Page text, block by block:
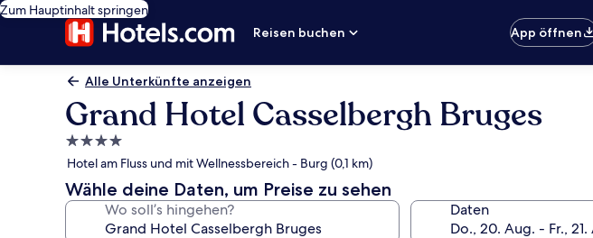
Zum Hauptinhalt springen
Reisen buchen
App öffnen
Alle Unterkünfte anzeigen
Grand Hotel Casselbergh Bruges
4.0-
Sterne-
Unterkunft
Hotel am Fluss und mit Wellnessbereich - Burg (0,1 km)
Wähle deine Daten, um Preise zu sehen
Wo soll’s hingehen? Daten